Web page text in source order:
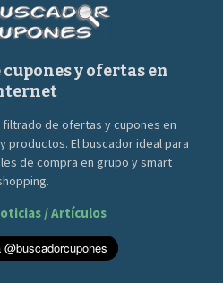
y ofertas en
de ofertas y cupones en
productos. El buscador ideal para
de compra en grupo y smart
/ Artículos